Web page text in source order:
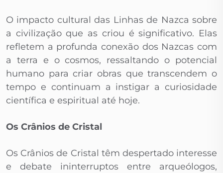
O impacto cultural das Linhas de Nazca sobre
a civilização que as criou é significativo. Elas
refletem a profunda conexão dos Nazcas com
a terra e o cosmos, ressaltando o potencial
humano para criar obras que transcendem o
tempo e continuam a instigar a curiosidade
científica e espiritual até hoje.
Os Crânios de Cristal
Os Crânios de Cristal têm despertado interesse
e debate ininterruptos entre arqueólogos,